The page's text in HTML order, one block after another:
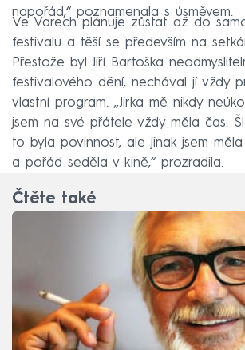
napořád,“ poznamenala s úsměvem.
Ve Varech plánuje zůstat až do
festivalu a těší se především na
Přestože byl Jiří Bartoška
festivalového dění, nechával jí vždy
vlastní program. „Jirka mě nikdy
jsem na své přátele vždy měla čas.
to byla povinnost, ale jinak jsem
a pořád seděla v kině,“ prozradila.
Čtěte také